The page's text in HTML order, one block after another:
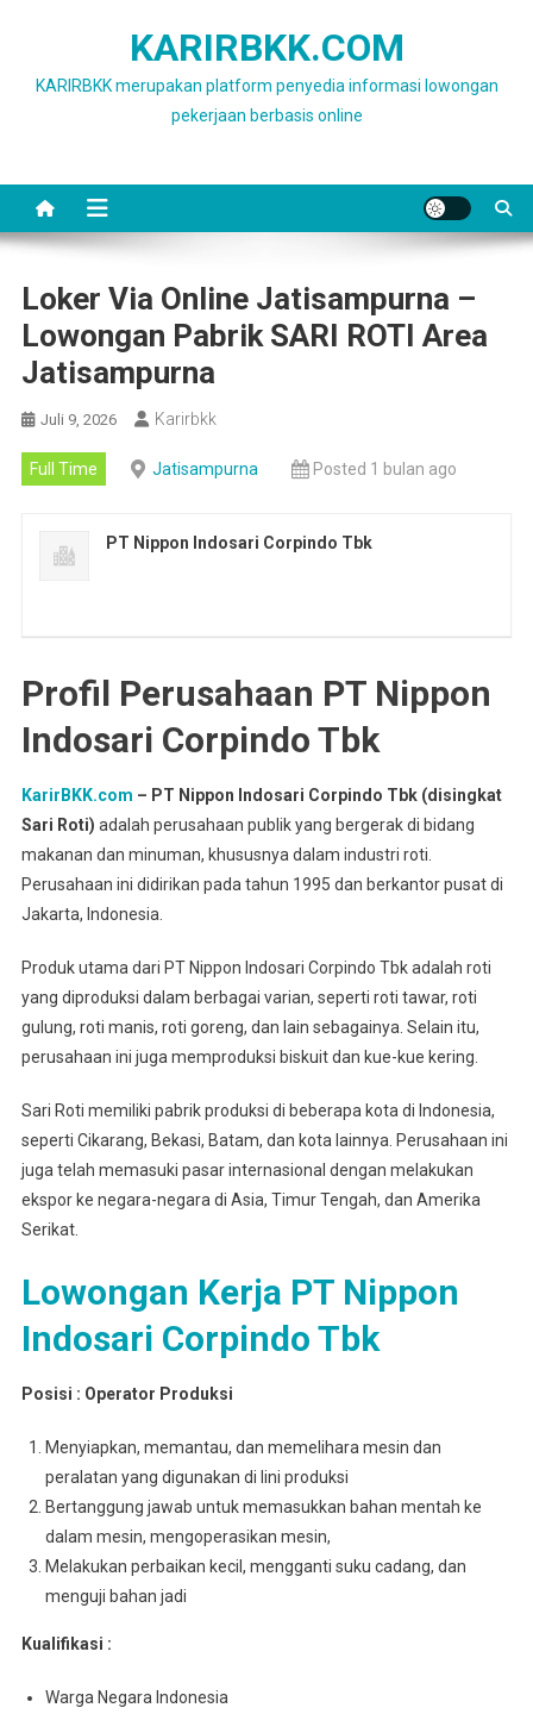
KARIRBKK.COM
KARIRBKK merupakan platform penyedia informasi lowongan
pekerjaan berbasis online
Loker Via Online Jatisampurna –
Lowongan Pabrik SARI ROTI Area
Jatisampurna
Juli 9, 2026 Karirbkk
Full Time Jatisampurna Posted 1 bulan ago
PT Nippon Indosari Corpindo Tbk
Profil Perusahaan PT Nippon
Indosari Corpindo Tbk
KarirBKK.com – PT Nippon Indosari Corpindo Tbk (disingkat
Sari Roti) adalah perusahaan publik yang bergerak di bidang
makanan dan minuman, khususnya dalam industri roti.
Perusahaan ini didirikan pada tahun 1995 dan berkantor pusat di
Jakarta, Indonesia.
Produk utama dari PT Nippon Indosari Corpindo Tbk adalah roti
yang diproduksi dalam berbagai varian, seperti roti tawar, roti
gulung, roti manis, roti goreng, dan lain sebagainya. Selain itu,
perusahaan ini juga memproduksi biskuit dan kue-kue kering.
Sari Roti memiliki pabrik produksi di beberapa kota di Indonesia,
seperti Cikarang, Bekasi, Batam, dan kota lainnya. Perusahaan ini
juga telah memasuki pasar internasional dengan melakukan
ekspor ke negara-negara di Asia, Timur Tengah, dan Amerika
Serikat.
Lowongan Kerja PT Nippon
Indosari Corpindo Tbk
Posisi : Operator Produksi
Menyiapkan, memantau, dan memelihara mesin dan
peralatan yang digunakan di lini produksi
Bertanggung jawab untuk memasukkan bahan mentah ke
dalam mesin, mengoperasikan mesin,
Melakukan perbaikan kecil, mengganti suku cadang, dan
menguji bahan jadi
Kualifikasi :
Warga Negara Indonesia